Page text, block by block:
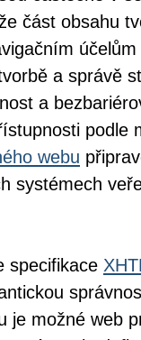
část obsahu
a správě
a
podle
webu
systémech
specifikace
je možné web